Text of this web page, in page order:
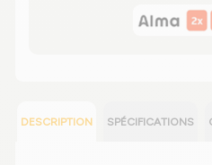
DESCRIPTION SPÉCIFICATIONS